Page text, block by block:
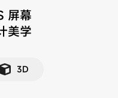
屏幕
美学
3D